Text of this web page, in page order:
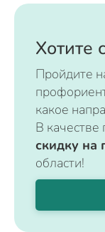
Хотите
Пройдите
какое
В качестве
скидку на
области!